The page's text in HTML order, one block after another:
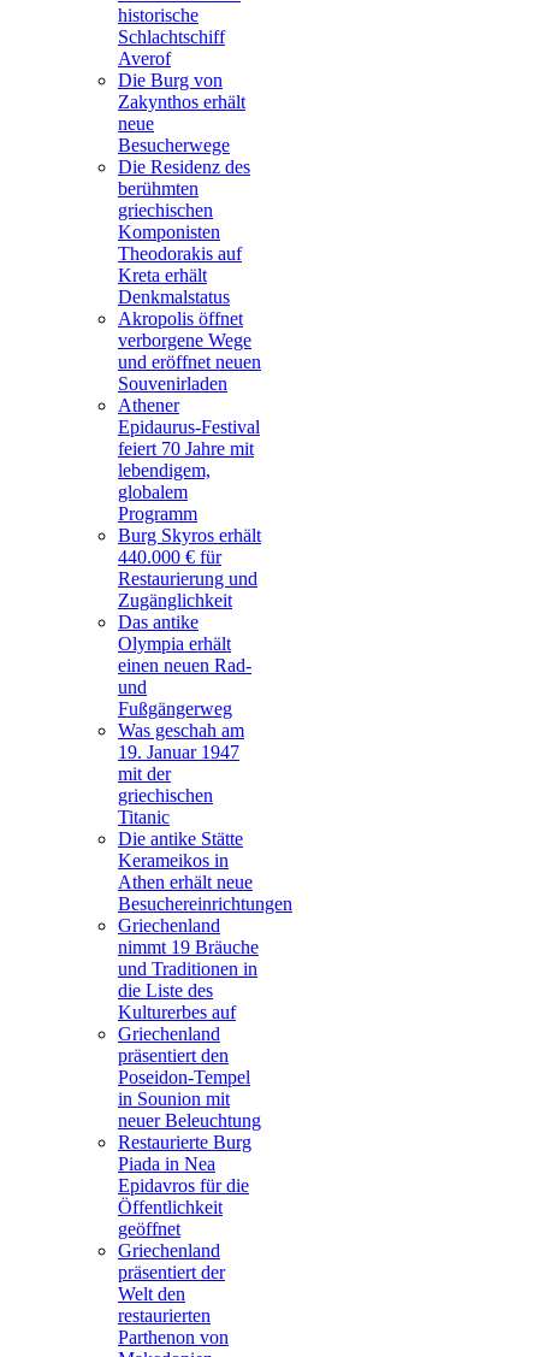
historische
Schlachtschiff
Averof
Die Burg von
Zakynthos erhält
neue
Besucherwege
Die Residenz des
berühmten
griechischen
Komponisten
Theodorakis auf
Kreta erhält
Denkmalstatus
Akropolis öffnet
verborgene Wege
und eröffnet neuen
Souvenirladen
Athener
Epidaurus-Festival
feiert 70 Jahre mit
lebendigem,
globalem
Programm
Burg Skyros erhält
440.000 € für
Restaurierung und
Zugänglichkeit
Das antike
Olympia erhält
einen neuen Rad-
und
Fußgängerweg
Was geschah am
19. Januar 1947
mit der
griechischen
Titanic
Die antike Stätte
Kerameikos in
Athen erhält neue
Besuchereinrichtungen
Griechenland
nimmt 19 Bräuche
und Traditionen in
die Liste des
Kulturerbes auf
Griechenland
präsentiert den
Poseidon-Tempel
in Sounion mit
neuer Beleuchtung
Restaurierte Burg
Piada in Nea
Epidavros für die
Öffentlichkeit
geöffnet
Griechenland
präsentiert der
Welt den
restaurierten
Parthenon von